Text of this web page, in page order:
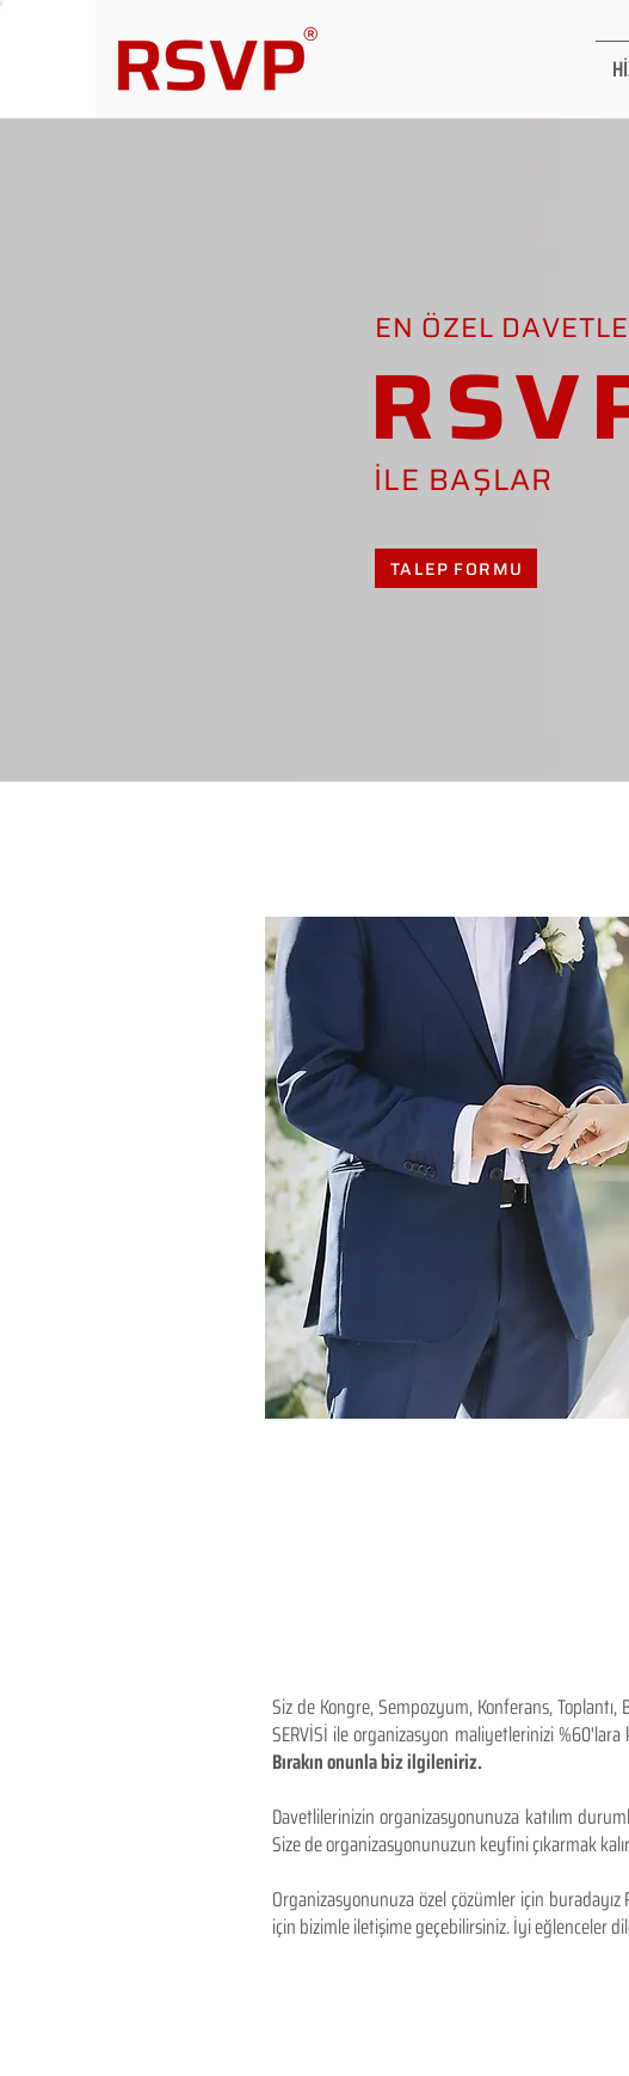
EN ÖZEL
İLE BAŞLAR
TALEP FORMU
Siz de Kongre, Sempozyum, Konferans, Toplantı,
SERVİSİ ile organizasyon maliyetlerinizi %60'lara
Bırakın onunla biz ilgileniriz.
Davetlilerinizin organizasyonunuza katılım
Size de organizasyonunuzun keyfini çıkarmak
Organizasyonunuza özel çözümler için
için bizimle iletişime geçebilirsiniz. İyi eğlenceler